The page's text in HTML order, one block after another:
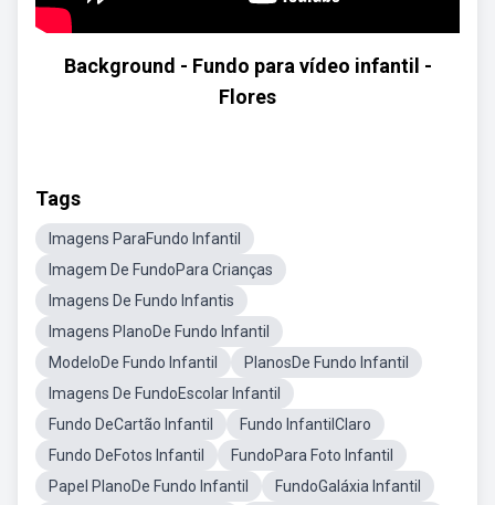
Background - Fundo para vídeo infantil -
Flores
Tags
Imagens ParaFundo Infantil
Imagem De FundoPara Crianças
Imagens De Fundo Infantis
Imagens PlanoDe Fundo Infantil
ModeloDe Fundo Infantil
PlanosDe Fundo Infantil
Imagens De FundoEscolar Infantil
Fundo DeCartão Infantil
Fundo InfantilClaro
Fundo DeFotos Infantil
FundoPara Foto Infantil
Papel PlanoDe Fundo Infantil
FundoGaláxia Infantil